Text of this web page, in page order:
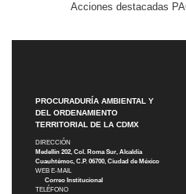
Acciones destacadas
PROCURADURÍA AMBIENTAL Y
DEL ORDENAMIENTO
TERRITORIAL DE LA CDMX
DIRECCIÓN
Medellín 202, Col. Roma Sur, Alcaldía
Cuauhtémoc, C.P. 06700, Ciudad de México
WEB E-MAIL
Correo Institucional
TELÉFONO